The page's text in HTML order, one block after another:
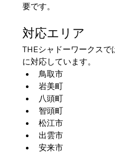
要です。
対応エリア
THEシャドーワークス
に対応しています。
鳥取市
岩美町
八頭町
智頭町
松江市
出雲市
安来市